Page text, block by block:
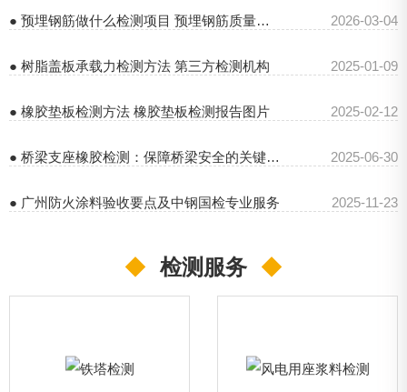
● 预埋钢筋做什么检测项目 预埋钢筋质量检验标准 2026-03-04
● 树脂盖板承载力检测方法 第三方检测机构 2025-01-09
● 橡胶垫板检测方法 橡胶垫板检测报告图片 2025-02-12
● 桥梁支座橡胶检测：保障桥梁安全的关键环节 2025-06-30
● 广州防火涂料验收要点及中钢国检专业服务 2025-11-23
◆ 检测服务 ◆